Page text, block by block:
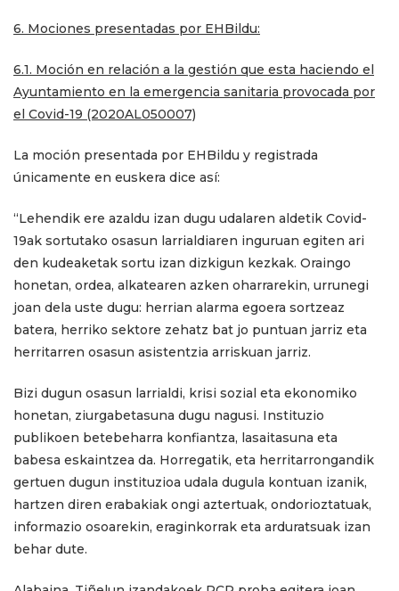
6. Mociones presentadas por EHBildu:
6.1. Moción en relación a la gestión que esta haciendo el
Ayuntamiento en la emergencia sanitaria provocada por
el Covid-19 (2020AL050007)
La moción presentada por EHBildu y registrada
únicamente en euskera dice así:
“Lehendik ere azaldu izan dugu udalaren aldetik Covid-
19ak sortutako osasun larrialdiaren inguruan egiten ari
den kudeaketak sortu izan dizkigun kezkak. Oraingo
honetan, ordea, alkatearen azken oharrarekin, urrunegi
joan dela uste dugu: herrian alarma egoera sortzeaz
batera, herriko sektore zehatz bat jo puntuan jarriz eta
herritarren osasun asistentzia arriskuan jarriz.
Bizi dugun osasun larrialdi, krisi sozial eta ekonomiko
honetan, ziurgabetasuna dugu nagusi. Instituzio
publikoen betebeharra konfiantza, lasaitasuna eta
babesa eskaintzea da. Horregatik, eta herritarrongandik
gertuen dugun instituzioa udala dugula kontuan izanik,
hartzen diren erabakiak ongi aztertuak, ondorioztatuak,
informazio osoarekin, eraginkorrak eta arduratsuak izan
behar dute.